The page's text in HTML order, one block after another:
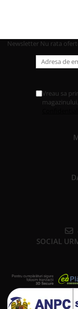
Newsletter Nu rata
Vreau sa
SOCIAL